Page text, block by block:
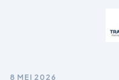
8 MEI 2026